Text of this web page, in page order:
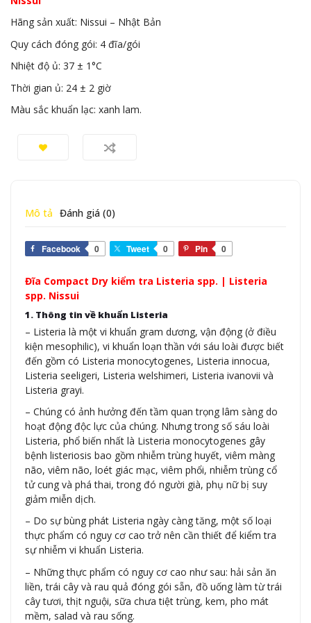
Hãng sản xuất: Nissui – Nhật Bản
Quy cách đóng gói: 4 đĩa/gói
Nhiệt độ ủ: 37 ± 1°C
Thời gian ủ: 24 ± 2 giờ
Màu sắc khuẩn lạc: xanh lam.
Mô tả Đánh giá (0)
Facebook 0 Tweet 0 Pin 0
Đĩa Compact Dry kiểm tra Listeria spp. | Listeria
spp. Nissui
1. Thông tin về khuẩn Listeria
– Listeria là một vi khuẩn gram dương, vận động (ở điều
kiện mesophilic), vi khuẩn loạn thần với sáu loài được biết
đến gồm có Listeria monocytogenes, Listeria innocua,
Listeria seeligeri, Listeria welshimeri, Listeria ivanovii và
Listeria grayi.
– Chúng có ảnh hưởng đến tầm quan trọng lâm sàng do
hoạt động độc lực của chúng. Nhưng trong số sáu loài
Listeria, phổ biến nhất là Listeria monocytogenes gây
bệnh listeriosis bao gồm nhiễm trùng huyết, viêm màng
não, viêm não, loét giác mạc, viêm phổi, nhiễm trùng cổ
tử cung và phá thai, trong đó người già, phụ nữ bị suy
giảm miễn dịch.
– Do sự bùng phát Listeria ngày càng tăng, một số loại
thực phẩm có nguy cơ cao trở nên cần thiết để kiểm tra
sự nhiễm vi khuẩn Listeria.
– Những thực phẩm có nguy cơ cao như sau: hải sản ăn
liền, trái cây và rau quả đóng gói sẵn, đồ uống làm từ trái
cây tươi, thịt nguội, sữa chưa tiệt trùng, kem, pho mát
mềm, salad và rau sống.